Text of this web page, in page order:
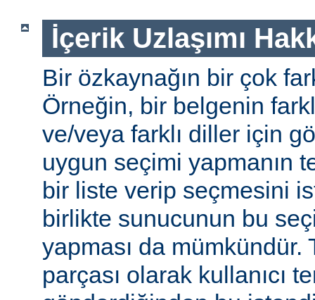
İçerik Uzlaşımı
Bir özkaynağın bir çok
Örneğin, bir belgenin
ve/veya farklı diller için
uygun seçimi yapmanın
bir liste verip seçmesini
birlikte sunucunun bu
yapması da mümkündür.
parçası olarak kullanıcı